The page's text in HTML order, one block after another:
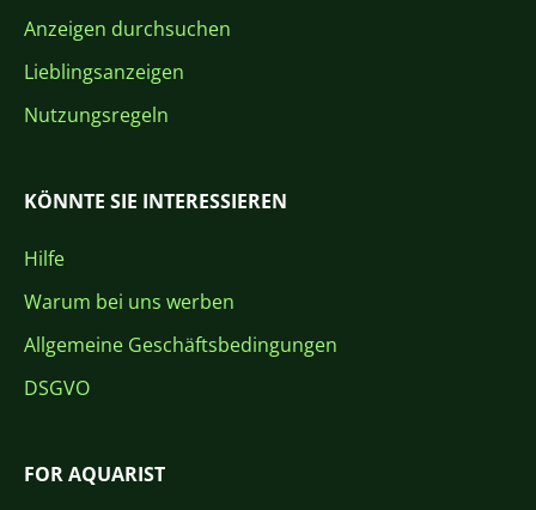
Anzeigen durchsuchen
Lieblingsanzeigen
Nutzungsregeln
KÖNNTE SIE INTERESSIEREN
Hilfe
Warum bei uns werben
Allgemeine Geschäftsbedingungen
DSGVO
FOR AQUARIST